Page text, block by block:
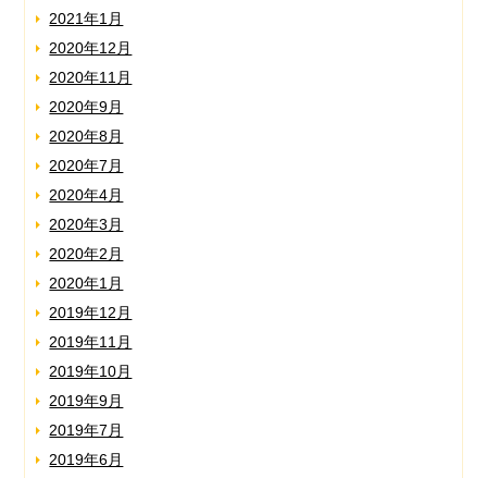
2021年1月
2020年12月
2020年11月
2020年9月
2020年8月
2020年7月
2020年4月
2020年3月
2020年2月
2020年1月
2019年12月
2019年11月
2019年10月
2019年9月
2019年7月
2019年6月